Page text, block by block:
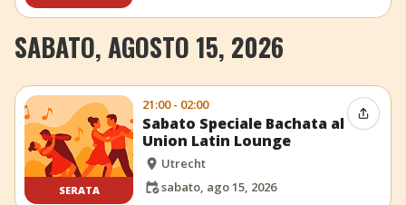
SABATO, AGOSTO 15, 2026
SERATA
21:00 - 02:00
Sabato Speciale Bachata al
Union Latin Lounge
Utrecht
sabato, ago 15, 2026